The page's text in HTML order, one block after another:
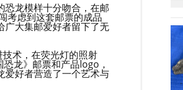
恐龙模样十分吻合，在邮
考虑到这套邮票的成品
广大集邮爱好者留下了无
术，在荧光灯的照射
龙》邮票和产品logo，
爱好者营造了一个艺术与